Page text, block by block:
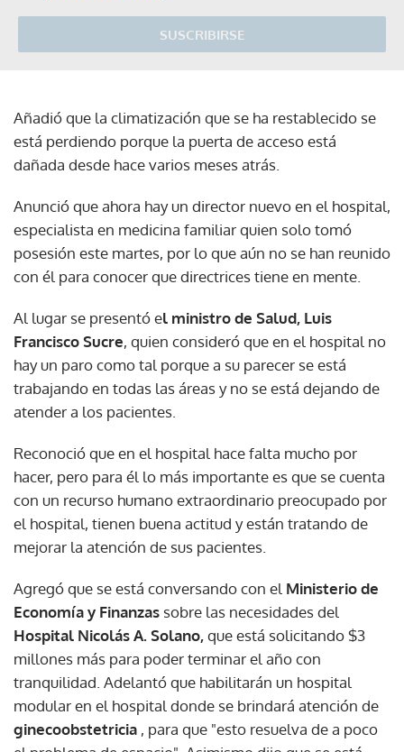
SUSCRIBIRSE
Añadió que la climatización que se ha restablecido se
está perdiendo porque la puerta de acceso está
dañada desde hace varios meses atrás.
Anunció que ahora hay un director nuevo en el hospital,
especialista en medicina familiar quien solo tomó
posesión este martes, por lo que aún no se han reunido
con él para conocer que directrices tiene en mente.
Al lugar se presentó el ministro de Salud, Luis
Francisco Sucre, quien consideró que en el hospital no
hay un paro como tal porque a su parecer se está
trabajando en todas las áreas y no se está dejando de
atender a los pacientes.
Reconoció que en el hospital hace falta mucho por
hacer, pero para él lo más importante es que se cuenta
con un recurso humano extraordinario preocupado por
el hospital, tienen buena actitud y están tratando de
mejorar la atención de sus pacientes.
Agregó que se está conversando con el Ministerio de
Economía y Finanzas sobre las necesidades del
Hospital Nicolás A. Solano,que está solicitando $3
millones más para poder terminar el año con
tranquilidad. Adelantó que habilitarán un hospital
modular en el hospital donde se brindará atención de
ginecoobstetricia , para que "esto resuelva de a poco